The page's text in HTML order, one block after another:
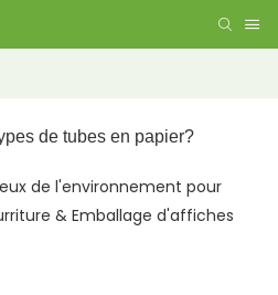
de tubes en papier?
de l'environnement pour
& Emballage d'affiches